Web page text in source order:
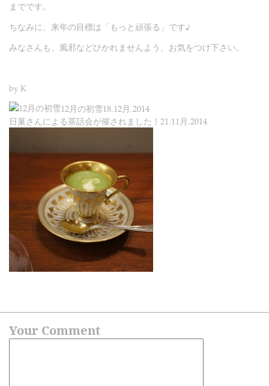
までです。
ちなみに、来年の目標は「もっと頑張る」です♪
みなさんも、風邪などひかれませんよう、お気をつけ下さい。
by K
12月の初雪18.12月.2014
日菓さんによる茶話会が催されました！ 21.11月.2014
Your Comment